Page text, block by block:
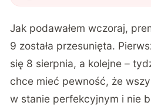
Jak podawałem wczoraj,
9 została przesunięta.
się 8 sierpnia, a kolejne –
chce mieć pewność, że
w stanie perfekcyjnym i nie